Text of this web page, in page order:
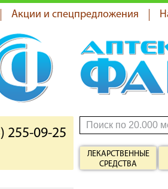
Акции и спецпредложения
255-09-25
ЛЕКАРСТВЕННЫЕ
СРЕДСТВА